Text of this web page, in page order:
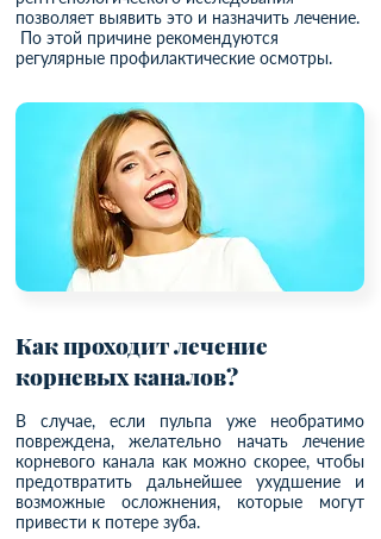
позволяет выявить это и назначить лечение.
По этой причине рекомендуются
регулярные профилактические осмотры.
Как проходит лечение
корневых каналов?
В случае, если пульпа уже необратимо
повреждена, желательно начать лечение
корневого канала как можно скорее, чтобы
предотвратить дальнейшее ухудшение и
возможные осложнения, которые могут
привести к потере зуба.